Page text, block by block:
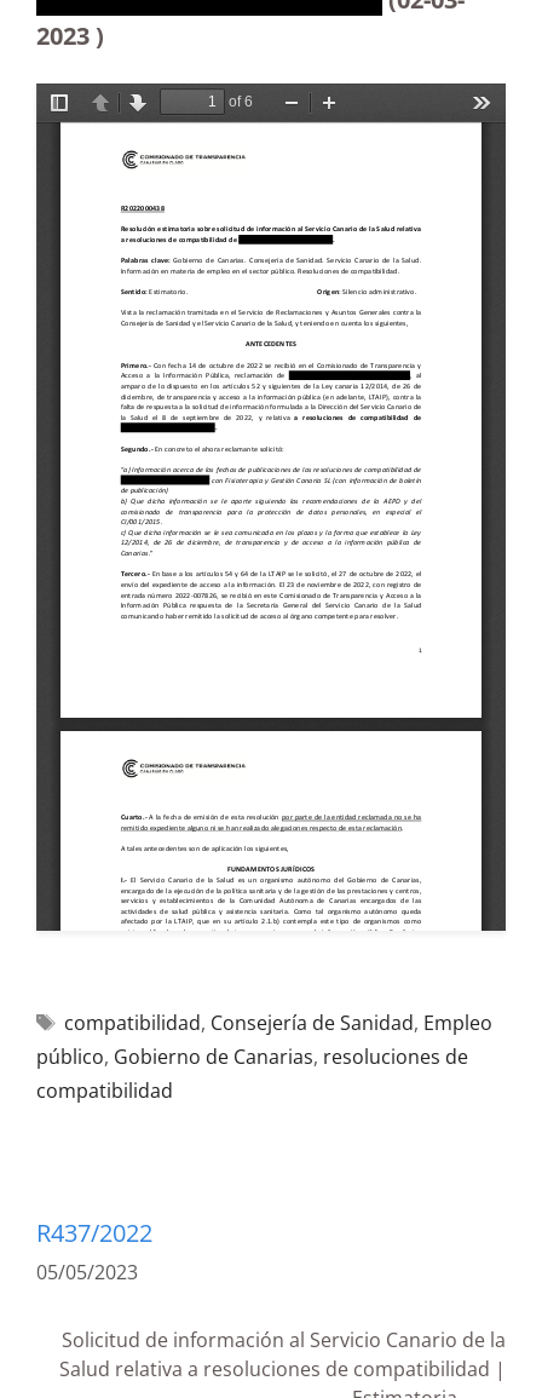
2023 )
compatibilidad, Consejería de Sanidad, Empleo
público, Gobierno de Canarias, resoluciones de
compatibilidad
R437/2022
05/05/2023
Solicitud de información al Servicio Canario de la
Salud relativa a resoluciones de compatibilidad |